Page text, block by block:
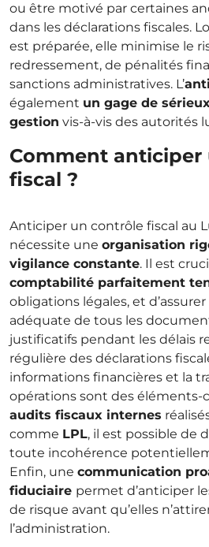
ou être motivé par certaines
dans les déclarations fiscales.
est préparée, elle minimise le
redressement, de pénalités
sanctions administratives. L’
également un gage de
gestion vis-à-vis des autorités
Comment
fiscal ?
Anticiper un contrôle fiscal au
nécessite une organisation
vigilance constante. Il est
comptabilité parfaitement
obligations légales, et
adéquate de tous les
justificatifs pendant les délais
régulière des déclarations
informations financières et la
opérations sont des éléments-
audits fiscaux internes
comme LPL, il est possible de
toute incohérence
Enfin, une communication
fiduciaire permet d’anticiper
de risque avant qu’elles
l’administration.